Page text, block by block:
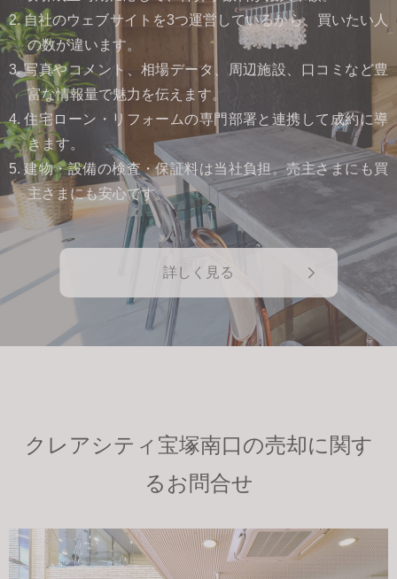
2. 自社のウェブサイトを3つ運営しているから、買いたい人
の数が違います。
3. 写真やコメント、相場データ、周辺施設、口コミなど豊
富な情報量で魅力を伝えます。
4. 住宅ローン・リフォームの専門部署と連携して成約に導
きます。
5. 建物・設備の検査・保証料は当社負担。売主さまにも買
主さまにも安心です。
詳しく見る
クレアシティ宝塚南口の売却に関す
るお問合せ